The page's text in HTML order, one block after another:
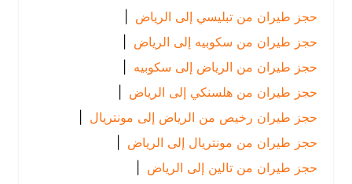
حجز طيران من تبليسي إلى الرياض
|
حجز طيران من سكوبيه إلى الرياض
|
حجز طيران من الرياض إلى سكوبيه |
حجز طيران من هلسنكي إلى الرياض
|
حجز طيران رخيص من الرياض إلى مونتريال |
حجز طيران من مونتريال إلى الرياض
|
حجز طيران من تالين إلى الرياض
|